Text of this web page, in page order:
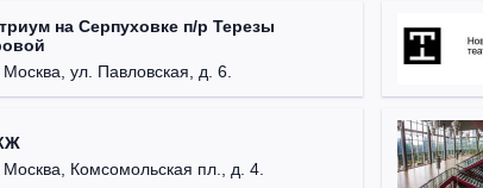
на Серпуховке п/р Терезы
Москва, ул. Павловская, д. 6.
Москва, Комсомольская пл., д. 4.